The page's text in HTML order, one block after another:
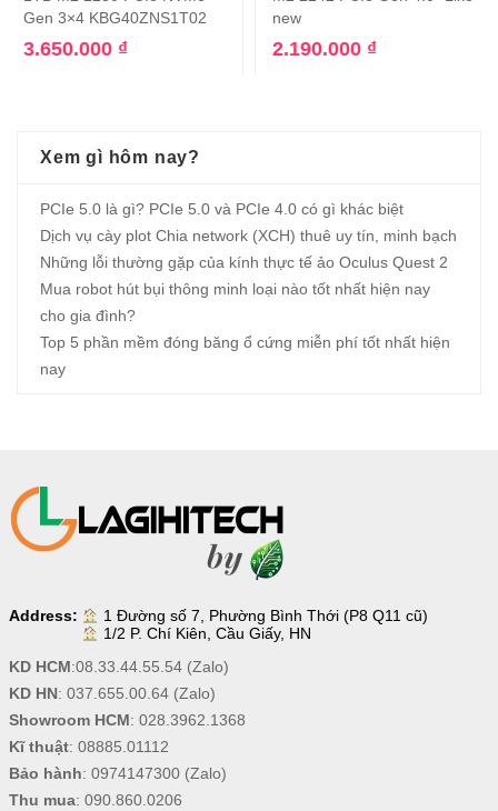
Gen 3×4 KBG40ZNS1T02
3.650.000 ₫
new
2.190.000 ₫
Xem gì hôm nay?
PCIe 5.0 là gì? PCIe 5.0 và PCIe 4.0 có gì khác biệt
Dịch vụ cày plot Chia network (XCH) thuê uy tín, minh bạch
Những lỗi thường gặp của kính thực tế ảo Oculus Quest 2
Mua robot hút bụi thông minh loại nào tốt nhất hiện nay
cho gia đình?
Top 5 phần mềm đóng băng ổ cứng miễn phí tốt nhất hiện
nay
Address:
1 Đường số 7, Phường Bình Thới (P8 Q11 cũ)
1/2 P. Chí Kiên, Cầu Giấy, HN
KD HCM:08.33.44.55.54(Zalo)
KD HN: 037.655.00.64(Zalo)
Showroom HCM: 028.3962.1368
Kĩ thuật: 08885.01112
Bảo hành: 0974147300(Zalo)
Thu mua: 090.860.0206